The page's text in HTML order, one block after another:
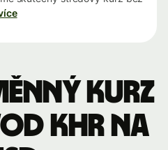
kurz
KHR na